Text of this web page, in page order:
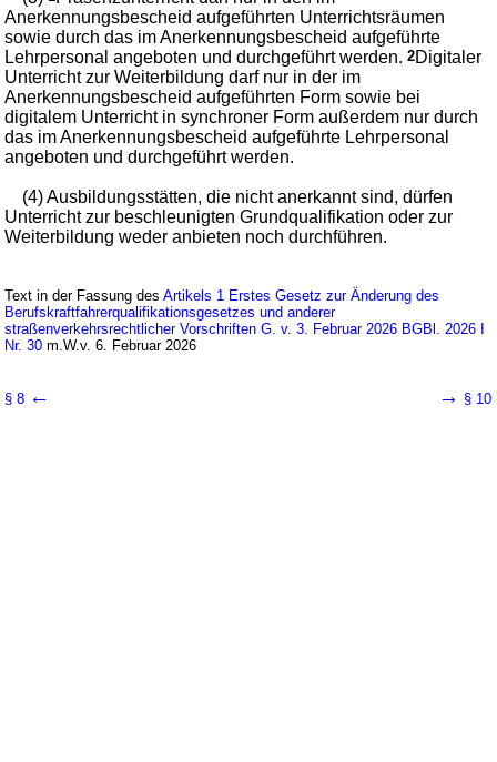
Anerkennungsbescheid aufgeführten Unterrichtsräumen
sowie durch das im Anerkennungsbescheid aufgeführte
Lehrpersonal angeboten und durchgeführt werden.2Digitaler
Unterricht zur Weiterbildung darf nur in der im
Anerkennungsbescheid aufgeführten Form sowie bei
digitalem Unterricht in synchroner Form außerdem nur durch
das im Anerkennungsbescheid aufgeführte Lehrpersonal
angeboten und durchgeführt werden.
(4) Ausbildungsstätten, die nicht anerkannt sind, dürfen
Unterricht zur beschleunigten Grundqualifikation oder zur
Weiterbildung weder anbieten noch durchführen.
Text in der Fassung desArtikels 1 Erstes Gesetz zur Änderung des
Berufskraftfahrerqualifikationsgesetzes und anderer
straßenverkehrsrechtlicher Vorschriften G. v. 3. Februar 2026 BGBl. 2026 I
Nr. 30 m.W.v. 6. Februar 2026
§ 8 ← → § 10